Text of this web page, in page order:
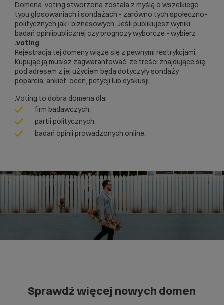
Domena. voting stworzona została z myślą o wszelkiego
typu głosowaniach i sondażach - zarówno tych społeczno-
politycznych jak i biznesowych. Jeśli publikujesz wyniki
badań opiniipublicznej czy prognozy wyborcze - wybierz
.voting.
Rejestracja tej domeny wiąże się z pewnymi restrykcjami.
Kupując ją musisz zagwarantować, że treści znajdujące się
pod adresem z jej użyciem będą dotyczyły sondaży
poparcia, ankiet, ocen, petycji lub dyskusji..
.Voting to dobra domena dla:
firm badawczych,
partii politycznych,
badań opinii prowadzonych online.
Sprawdź więcej nowych domen